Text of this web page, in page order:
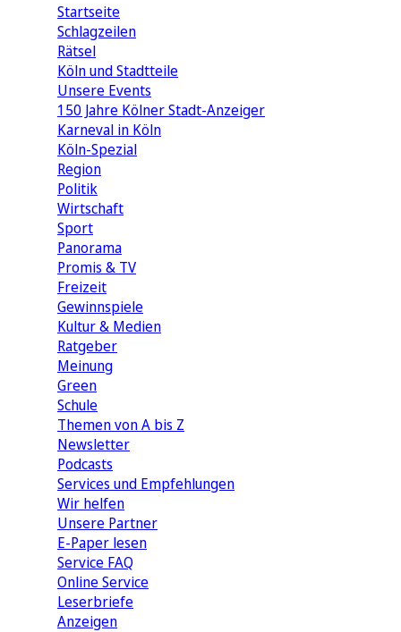
Startseite
Schlagzeilen
Rätsel
Köln und Stadtteile
Unsere Events
150 Jahre Kölner Stadt-Anzeiger
Karneval in Köln
Köln-Spezial
Region
Politik
Wirtschaft
Sport
Panorama
Promis & TV
Freizeit
Gewinnspiele
Kultur & Medien
Ratgeber
Meinung
Green
Schule
Themen von A bis Z
Newsletter
Podcasts
Services und Empfehlungen
Wir helfen
Unsere Partner
E-Paper lesen
Service FAQ
Online Service
Leserbriefe
Anzeigen